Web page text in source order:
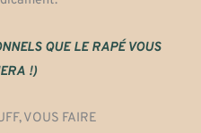
QUE LE RAPÉ VOUS
!)
VOUS FAIRE